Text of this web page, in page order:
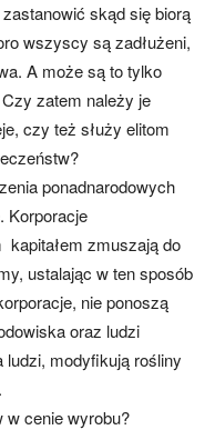
skąd się biorą
wszyscy są zadłużeni,
A może są to tylko
Czy zatem należy je
czy też służy elitom
ponadnarodowych
Korporacje
kapitałem zmuszają do
ustalając w ten sposób
nie ponoszą
oraz ludzi
ludzi, modyfikują rośliny
w cenie wyrobu?